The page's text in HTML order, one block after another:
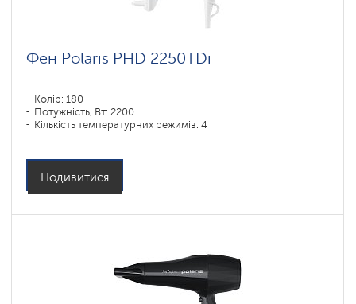
Фен Polaris PHD 2250TDi
Колір: 180
Потужність, Вт: 2200
Кількість температурних режимів: 4
Подивитися